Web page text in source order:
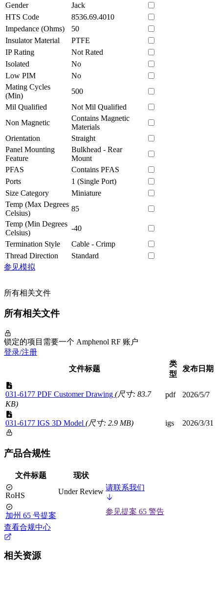
Gender
Jack
HTS Code
8536.69.4010
Impedance (Ohms)
50
Insulator Material
PTFE
IP Rating
Not Rated
Isolated
No
Low PIM
No
Mating Cycles
(Min)
500
Mil Qualified
Not Mil Qualified
Non Magnetic
Contains Magnetic
Materials
Orientation
Straight
Panel Mounting
Feature
Bulkhead - Rear
Mount
PFAS
Contains PFAS
Ports
1 (Single Port)
Size Category
Miniature
Temp (Max Degrees
Celsius)
85
Temp (Min Degrees
Celsius)
-40
Termination Style
Cable - Crimp
Thread Direction
Standard
参见模拟
所有相关文件
所有相关文件
锁定的项目需要一个 Amphenol RF 账户
登录/注册
文件标题
类
型
发布日期
031-6177 PDF Customer Drawing (尺寸: 83.7
KB)
pdf 2026/5/7
031-6177 IGS 3D Model (尺寸: 2.9 MB) igs 2026/3/31
产品合规性
文件标题 现状
RoHS Under Review 请联系我们
加州 65 号提案
参见提案 65 警告
查看合规中心
相关资源